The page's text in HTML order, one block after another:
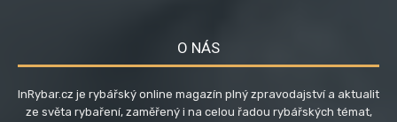
O NÁS
InRybar.cz je rybářský online magazín plný zpravodajství a aktualit
ze světa rybaření, zaměřený i na celou řadou rybářských témat,